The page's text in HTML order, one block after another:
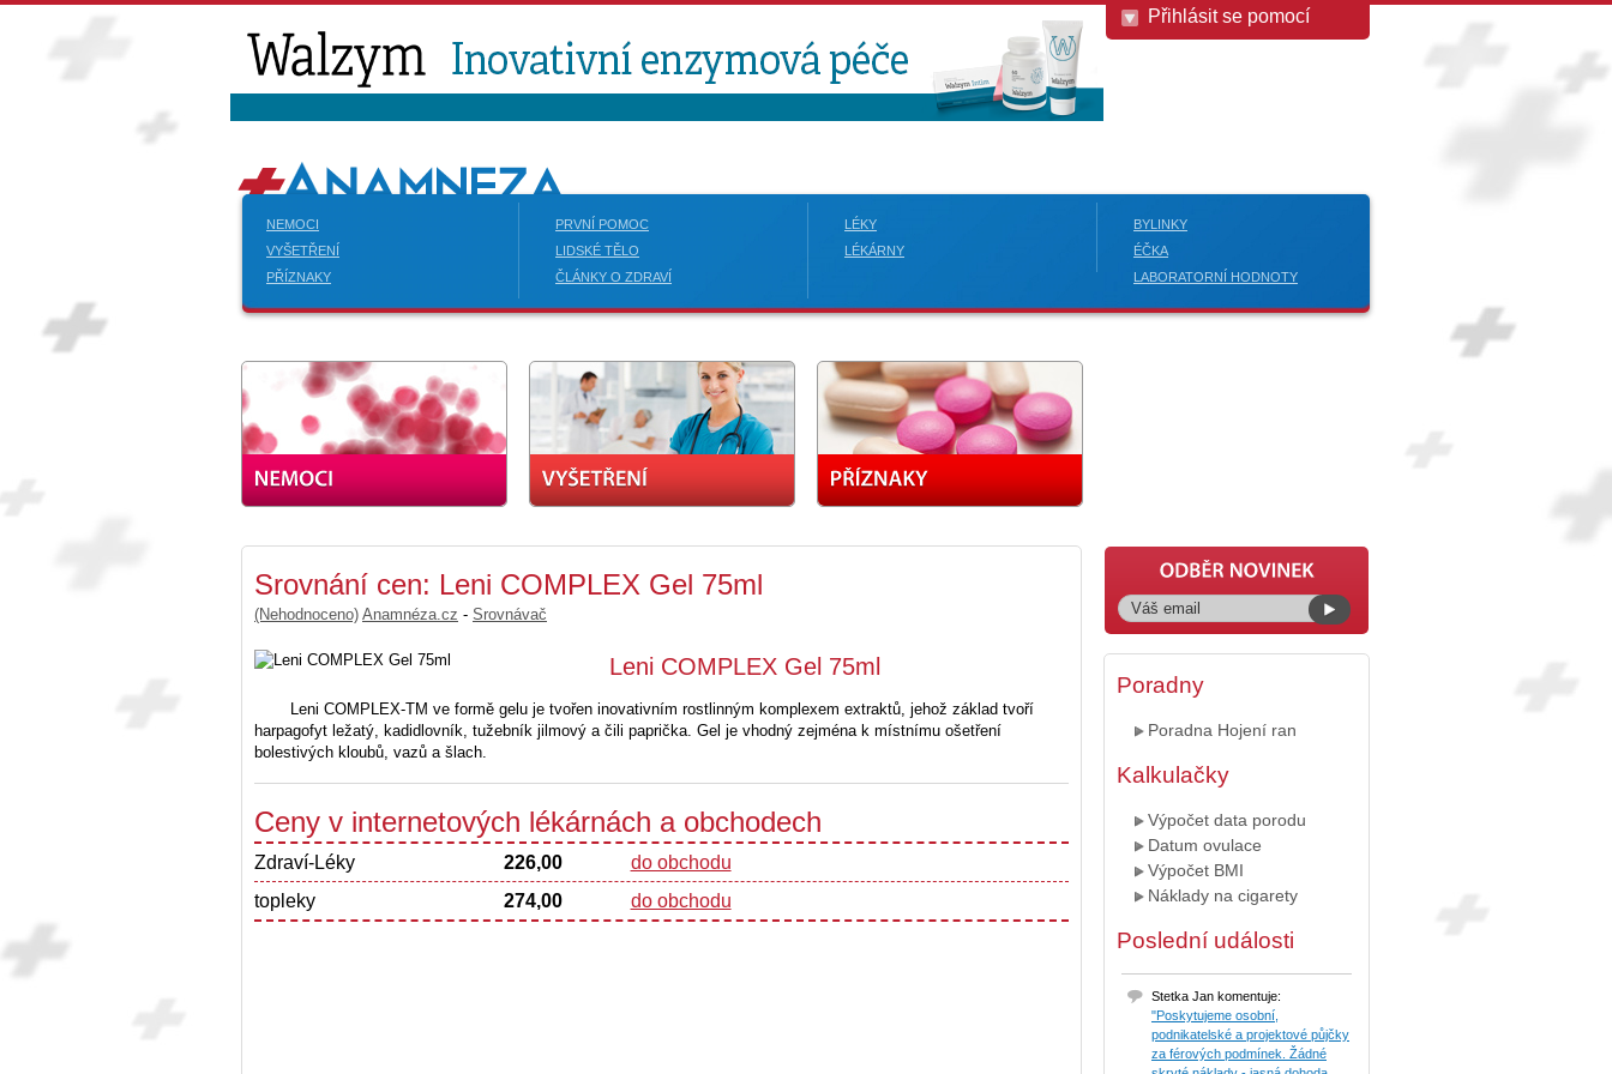
Přihlásit se pomocí
NEMOCI
VYŠETŘENÍ
PŘÍZNAKY
PRVNÍ POMOC
LIDSKÉ TĚLO
ČLÁNKY O ZDRAVÍ
LÉKY
LÉKÁRNY
BYLINKY
ÉČKA
LABORATORNÍ HODNOTY
Srovnání cen: Leni COMPLEX Gel 75ml
(Nehodnoceno) Anamnéza.cz - Srovnávač
Leni COMPLEX Gel 75ml
Leni COMPLEX-TM ve formě gelu je tvořen inovativním rostlinným komplexem extraktů, jehož základ tvoří
harpagofyt ležatý, kadidlovník, tužebník jilmový a čili paprička. Gel je vhodný zejména k místnímu ošetření
bolestivých kloubů, vazů a šlach.
Ceny v internetových lékárnách a obchodech
Zdraví-Léky 226,00
do obchodu
topleky
274,00 do obchodu
Poradny
Poradna Hojení ran
Kalkulačky
Výpočet data porodu
Datum ovulace
Výpočet BMI
Náklady na cigarety
Poslední události
Stetka Jan komentuje:
"Poskytujeme osobní,
podnikatelské a projektové půjčky
za férových podmínek. Žádné